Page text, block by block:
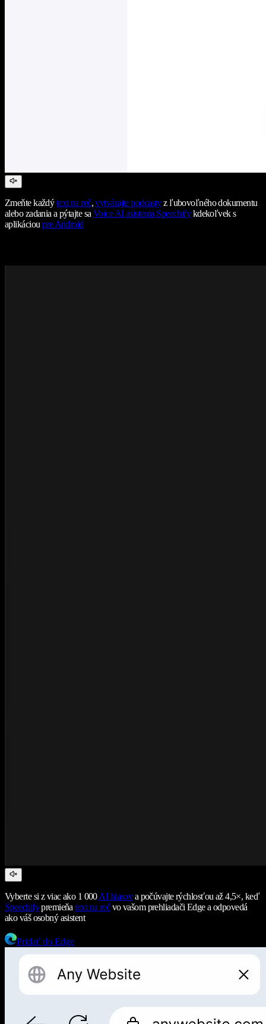
Zmeňte každýtext na reč,vytvárajte podcastyz ľubovoľného dokumentu
alebo zadania a pýtajte saVoice AI asistenta Speechifykdekoľvek s
aplikácioupre Android
Vyberte si z viac ako 1 000AI hlasova počúvajte rýchlosťou až 4,5×, keď
Speechifypremieňatext na rečvo vašom prehliadači Edge a odpovedá
ako váš osobný asistent
Pridať do Edge